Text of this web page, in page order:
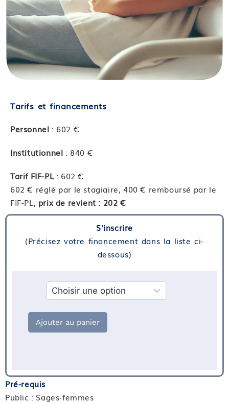
Tarifs et financements
Personnel : 602 €
Institutionnel : 840 €
Tarif FIF-PL: 602 €
602 € réglé par le stagiaire, 400 € remboursé par le
FIF-PL, prix de revient : 202 €
S'inscrire
(Précisez votre financement dans la liste ci-
dessous)
Ajouter au panier
Pré-requis
Public : Sages-femmes